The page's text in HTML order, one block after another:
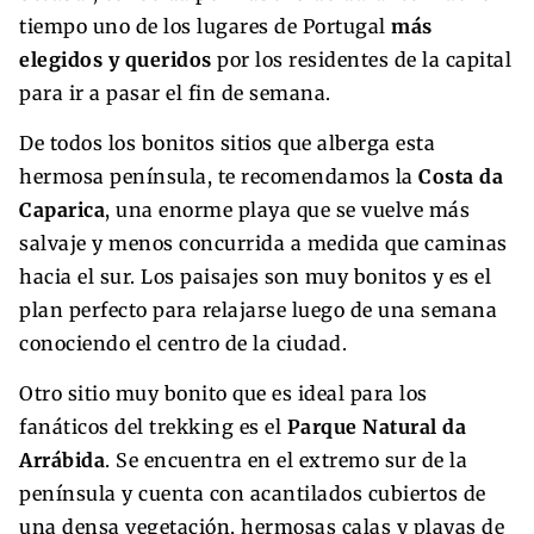
tiempo uno de los lugares de Portugal más
elegidos y queridos por los residentes de la capital
para ir a pasar el fin de semana.
De todos los bonitos sitios que alberga esta
hermosa península, te recomendamos la Costa da
Caparica, una enorme playa que se vuelve más
salvaje y menos concurrida a medida que caminas
hacia el sur. Los paisajes son muy bonitos y es el
plan perfecto para relajarse luego de una semana
conociendo el centro de la ciudad.
Otro sitio muy bonito que es ideal para los
fanáticos del trekking es el Parque Natural da
Arrábida. Se encuentra en el extremo sur de la
península y cuenta con acantilados cubiertos de
una densa vegetación, hermosas calas y playas de